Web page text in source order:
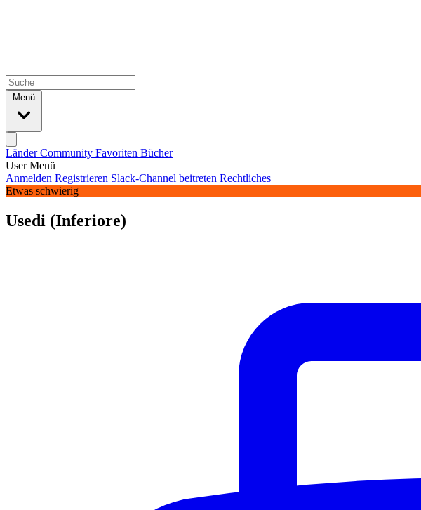
Menü
LänderCommunity Favoriten Bücher
User Menü
Anmelden Registrieren Slack-Channel beitreten Rechtliches
Etwas schwierig
Usedi (Inferiore)